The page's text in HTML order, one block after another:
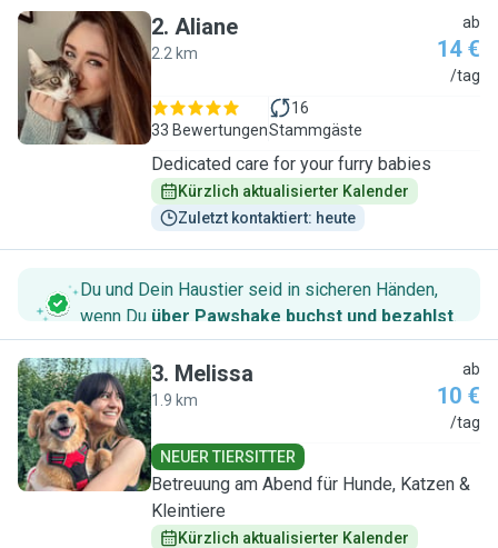
A
2. Aliane
2.2 km
ab
14 €
/tag
33 Bewertungen
16
Stammgäste
Dedicated care for your furry babies
Kürzlich aktualisierter Kalender
Zuletzt kontaktiert: heute
Du und Dein Haustier seid in sicheren Händen,
wenn Du über Pawshake buchst und bezahlst.
M
3. Melissa
1.9 km
ab
10 €
/tag
NEUER TIERSITTER
Betreuung am Abend für Hunde, Katzen &
Kleintiere
Kürzlich aktualisierter Kalender